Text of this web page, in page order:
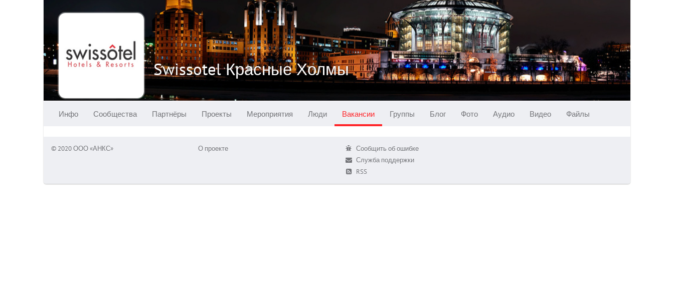
Swissotel Красные Холмы
Инфо Сообщества Партнёры Проекты Мероприятия Люди Вакансии Группы Блог Фото Аудио Видео Файлы
© 2020 ООО «АНКС» О проекте
Сообщить об ошибке
Служба поддержки
RSS